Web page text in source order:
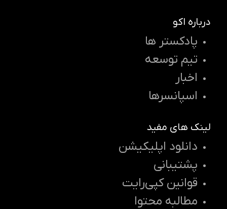
درباره اکو
پادکستر ها
تیم توسعه
اخبار
اسپانسرها
لینک های مفید
دانلود اپلیکیشن
پشتیبانی
قوانین کپی‌رایت
مطالبه محتوا